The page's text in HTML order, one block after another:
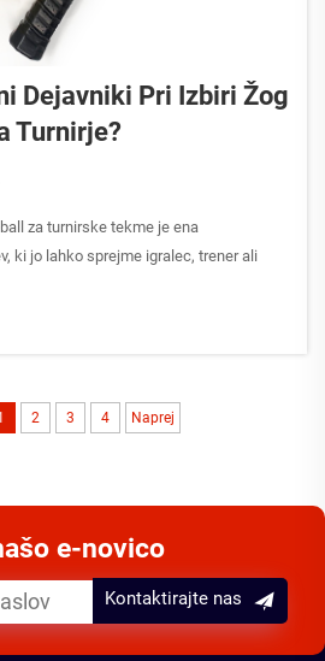
Dejavniki Pri Izbiri Žog
Turnirje?
za turnirske tekme je ena
ki jo lahko sprejme igralec, trener ali
z rekreacijsko igro, kjer je primerna
pogoje potrebujejo žogo za pickleball, ki
2 3 4 Naprej
e-novico
Kontaktirajte nas